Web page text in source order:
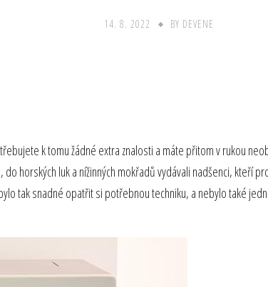
14. 8. 2022 BY DEVENE
k tomu žádné extra znalosti a máte přitom v rukou
horských luk a nížinných mokřadů vydávali nadšenci, kteří
tak snadné opatřit si potřebnou techniku, a nebylo také